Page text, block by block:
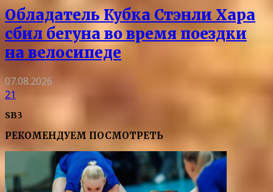
Обладатель Кубка Стэнли Хара
сбил бегуна во время поездки
на велосипеде
07.08.2026
21
SB3
РЕКОМЕНДУЕМ ПОСМОТРЕТЬ